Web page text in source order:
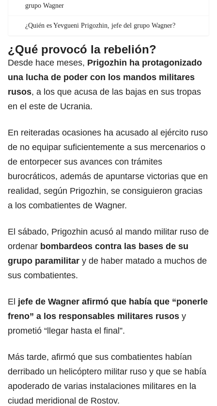
grupo Wagner
¿Quién es Yevgueni Prigozhin, jefe del grupo Wagner?
¿Qué provocó la rebelión?
Desde hace meses, Prigozhin ha protagonizado
una lucha de poder con los mandos militares
rusos, a los que acusa de las bajas en sus tropas
en el este de Ucrania.
En reiteradas ocasiones ha acusado al ejército ruso
de no equipar suficientemente a sus mercenarios o
de entorpecer sus avances con trámites
burocráticos, además de apuntarse victorias que en
realidad, según Prigozhin, se consiguieron gracias
a los combatientes de Wagner.
El sábado, Prigozhin acusó al mando militar ruso de
ordenar bombardeos contra las bases de su
grupo paramilitar y de haber matado a muchos de
sus combatientes.
El jefe de Wagner afirmó que había que “ponerle
freno” a los responsables militares rusos y
prometió “llegar hasta el final”.
Más tarde, afirmó que sus combatientes habían
derribado un helicóptero militar ruso y que se había
apoderado de varias instalaciones militares en la
ciudad meridional de Rostov.